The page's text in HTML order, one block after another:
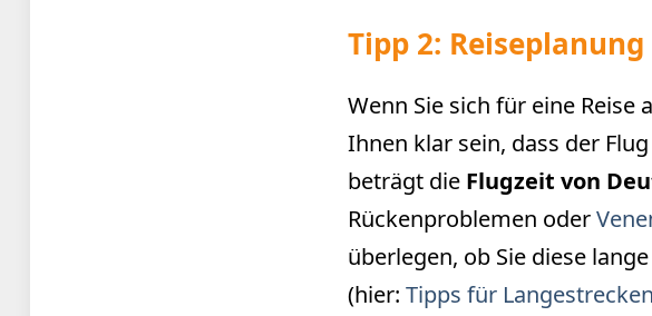
Tipp 2:
Wenn Sie sich für eine
Ihnen klar sein, dass der
beträgt die Flugzeit von
Rückenproblemen oder
überlegen, ob Sie diese
(hier: Tipps für